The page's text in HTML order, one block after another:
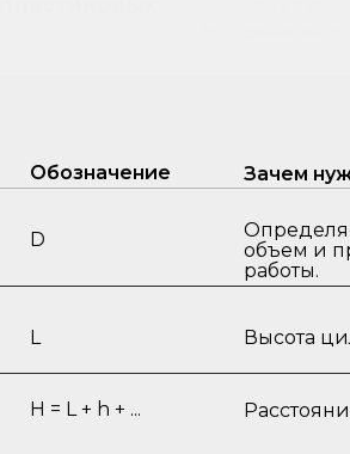
Обозначение Зачем
D
L Высота
объем и
работы.
H = L + h + ...